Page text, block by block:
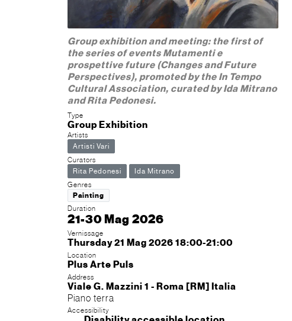
Group exhibition and meeting: the first of
the series of events Mutamenti e
prospettive future (Changes and Future
Perspectives), promoted by the In Tempo
Cultural Association, curated by Ida Mitrano
and Rita Pedonesi.
Type
Group Exhibition
Artists
Artisti Vari
Curators
Rita Pedonesi
Ida Mitrano
Genres
Painting
Duration
21-30 Mag 2026
Vernissage
Thursday 21 Mag 2026 18:00-21:00
Location
Plus Arte Puls
Address
Viale G. Mazzini 1 - Roma [RM] Italia
Piano terra
Accessibility